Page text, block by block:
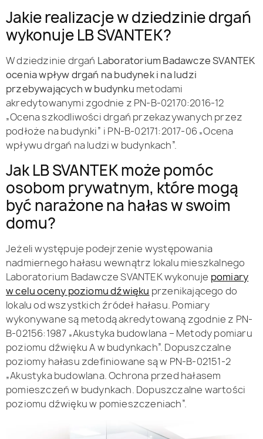
Jakie realizacje w dziedzinie drgań
wykonuje LB SVANTEK?
W dziedzinie drgań Laboratorium Badawcze SVANTEK
ocenia wpływ drgań na budynek i na ludzi
przebywających w budynku metodami
akredytowanymi zgodnie z PN-B-02170:2016-12
„Ocena szkodliwości drgań przekazywanych przez
podłoże na budynki” i PN-B-02171:2017-06 „Ocena
wpływu drgań na ludzi w budynkach”.
Jak LB SVANTEK może pomóc
osobom prywatnym, które mogą
być narażone na hałas w swoim
domu?
Jeżeli występuje podejrzenie występowania
nadmiernego hałasu wewnątrz lokalu mieszkalnego
Laboratorium Badawcze SVANTEK wykonuje pomiary
w celu oceny poziomu dźwięku przenikającego do
lokalu od wszystkich źródeł hałasu. Pomiary
wykonywane są metodą akredytowaną zgodnie z PN-
B-02156:1987 „Akustyka budowlana – Metody pomiaru
poziomu dźwięku A w budynkach”. Dopuszczalne
poziomy hałasu zdefiniowane są w PN-B-02151-2
„Akustyka budowlana. Ochrona przed hałasem
pomieszczeń w budynkach. Dopuszczalne wartości
poziomu dźwięku w pomieszczeniach”.